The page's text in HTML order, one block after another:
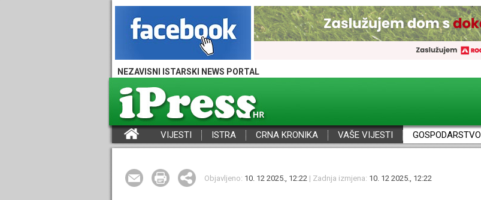
NEZAVISNI ISTARSKI NEWS PORTAL
VIJESTI ISTRA CRNA KRONIKA VAŠE VIJESTI GOSPODARSTVO
Objavljeno: 10. 12 2025., 12:22 | Zadnja izmjena: 10. 12 2025., 12:22